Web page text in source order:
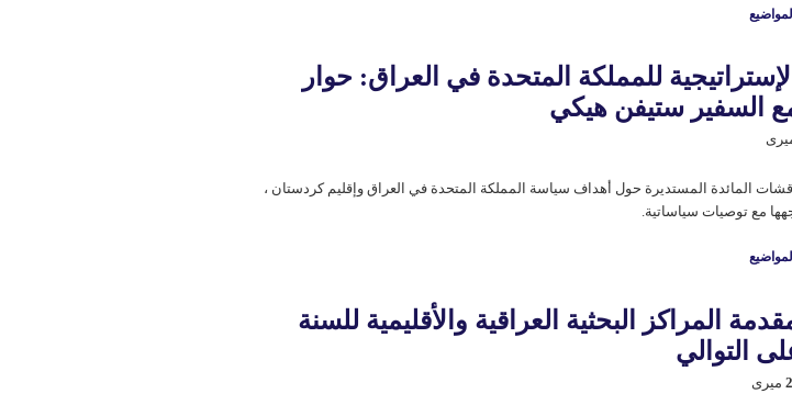
الإستراتيجية للمملكة المتحدة في العراق: حوار
السفیر ستيفن هيكي
المائدة المستديرة حول أهداف سياسة المملكة المتحدة في العراق وإقليم كردستان ،
مع توصيات سياساتیة.
المراكز البحثية العراقية والأقلیمیة للسنة
التوالي